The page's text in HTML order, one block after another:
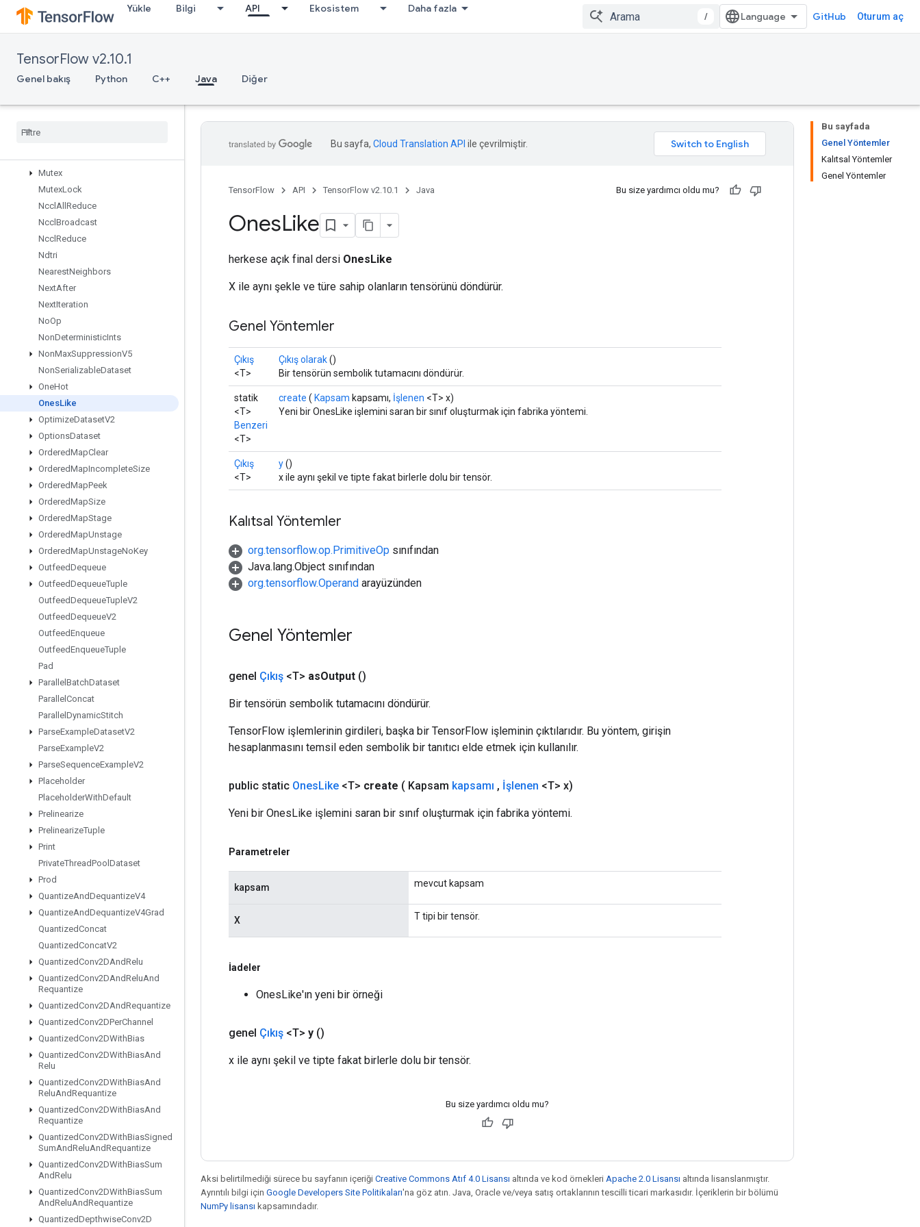
Yükle Bilgi API Ekosistem Daha fazla
/ GitHub Oturum aç
TensorFlow v2.10.1
Genel bakış Python C++ Java Diğer
Merge
MergeDedupData
MirrorPad
MirrorPadGrad
MulNoNan
Mutex
MutexLock
Nccl All Reduce
Nccl Broadcast
Nccl Reduce
Ndtri
NearestNeighbors
NextAfter
NextIteration
NoOp
NonDeterministicInts
NonMaxSuppressionV5
NonSerializableDataset
OneHot
OnesLike
OptimizeDatasetV2
OptionsDataset
OrderedMapClear
OrderedMapIncompleteSize
OrderedMapPeek
OrderedMapSize
OrderedMapStage
OrderedMapUnstage
OrderedMapUnstageNoKey
OutfeedDequeue
OutfeedDequeueTuple
OutfeedDequeueTupleV2
OutfeedDequeueV2
OutfeedEnqueue
OutfeedEnqueueTuple
Pad
Parallel BatchDataset
Parallel Concat
Parallel DynamicStitch
ParseExampleDatasetV2
ParseExampleV2
ParseSequenceExampleV2
Placeholder
PlaceholderWithDefault
Prelinearize
PrelinearizeTuple
Print
PrivateThreadPool Dataset
Prod
QuantizeAndDequantizeV4
QuantizeAndDequantizeV4Grad
QuantizedConcat
QuantizedConcatV2
QuantizedConv2DAndRelu
QuantizedConv2DAndReluAnd
Requantize
QuantizedConv2DAndRequantize
QuantizedConv2DPerChannel
QuantizedConv2DWithBias
QuantizedConv2DWithBiasAnd
Relu
QuantizedConv2DWithBiasAnd
ReluAndRequantize
QuantizedConv2DWithBiasAnd
Requantize
QuantizedConv2DWithBiasSigned
SumAndReluAndRequantize
QuantizedConv2DWithBiasSum
AndRelu
QuantizedConv2DWithBiasSum
AndReluAndRequantize
QuantizedDepthwiseConv2D
Bu sayfada
Genel Yöntemler
Kalıtsal Yöntemler
Genel Yöntemler
Bu sayfa, Cloud Translation API ile çevrilmiştir.
TensorFlow API TensorFlow v2.10.1 Java Bu size yardımcı oldu mu?
OnesLike
herkese açık final dersi OnesLike
X ile aynı şekle ve türe sahip olanların tensörünü döndürür.
Genel Yöntemler
Çıkış
<T>
Çıkış olarak()
Bir tensörün sembolik tutamacını döndürür.
statik
<T>
Benzeri
<T>
create ( Kapsam kapsamı, İşlenen <T> x)
Yeni bir OnesLike işlemini saran bir sınıf oluşturmak için fabrika yöntemi.
Çıkış
<T>
y()
x ile aynı şekil ve tipte fakat birlerle dolu bir tensör.
Kalıtsal Yöntemler
org.tensorflow.op.PrimitiveOp sınıfından
Java.lang.Object sınıfından
org.tensorflow.Operand arayüzünden
Genel Yöntemler
genel Çıkış <T> asOutput ()
Bir tensörün sembolik tutamacını döndürür.
TensorFlow işlemlerinin girdileri, başka bir TensorFlow işleminin çıktılarıdır. Bu yöntem, girişin
hesaplanmasını temsil eden sembolik bir tanıtıcı elde etmek için kullanılır.
public static OnesLike <T> create ( Kapsam kapsamı , İşlenen <T> x)
Yeni bir OnesLike işlemini saran bir sınıf oluşturmak için fabrika yöntemi.
Parametreler
kapsam mevcut kapsam
X T tipi bir tensör.
İadeler
OnesLike'ın yeni bir örneği
genel Çıkış <T> y ()
x ile aynı şekil ve tipte fakat birlerle dolu bir tensör.
Bu size yardımcı oldu mu?
Aksi belirtilmediği sürece bu sayfanın içeriği Creative Commons Atıf 4.0 Lisansı altında ve kod örnekleri Apache 2.0 Lisansı altında lisanslanmıştır.
Ayrıntılı bilgi için Google Developers Site Politikaları'na göz atın. Java, Oracle ve/veya satış ortaklarının tescilli ticari markasıdır. İçeriklerin bir bölümü
NumPy lisansı kapsamındadır.